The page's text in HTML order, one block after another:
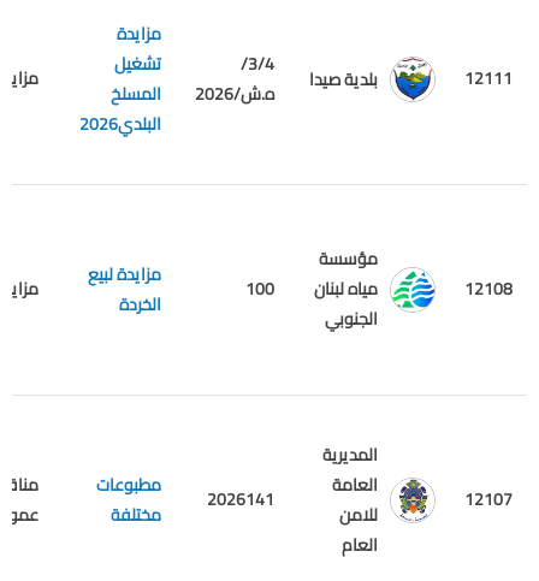
12111 بلدية صيدا
3/4/
ه.ش/2026
مزايدة
تشغيل
المسلخ
البلدي2026
مزايدة
12108
مؤسسة
مياه لبنان
الجنوبي
100
مزايدة لبيع
الخردة
مزايدة
12107
المديرية
العامة
للامن
العام
2026141
مطبوعات
مختلفة